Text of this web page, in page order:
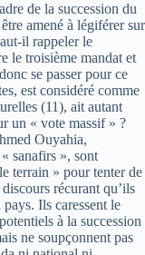
de la succession du
amené à légiférer sur
il rappeler le
le troisième mandat et
se passer pour ce
est considéré comme
(11), ait autant
un « vote massif » ?
Ouyahia,
sanafirs », sont
terrain » pour tenter de
récurant qu’ils
Ils caressent le
à la succession
ne soupçonnent pas